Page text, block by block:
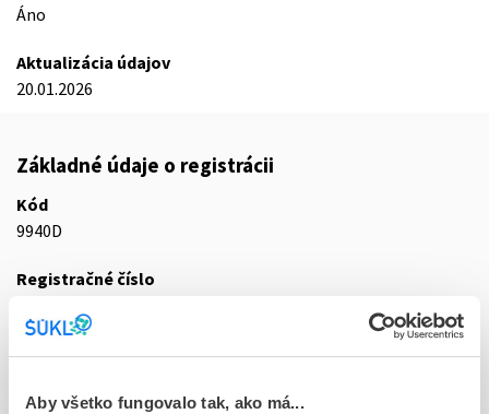
Aby všetko fungovalo tak, ako má...
Áno
Aktualizácia údajov
20.01.2026
Základné údaje o registrácii
Kód
9940D
Registračné číslo
Doplnok